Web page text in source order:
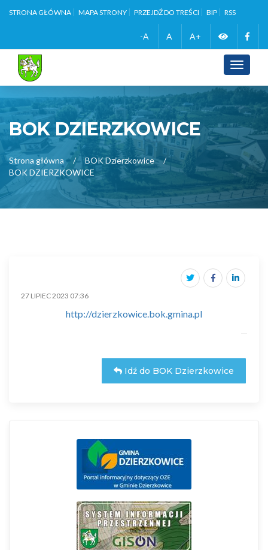
STRONA GŁÓWNA MAPA STRONY PRZEJDŹ DO TREŚCI BIP RSS
-A A A+ Zmień
wersję
Toggle
BOK DZIERZKOWICE
Strona główna
BOK Dzierzkowice
BOK DZIERZKOWICE
27 LIPIEC 2023 07:36
http://dzierzkowice.bok.gmina.pl
Idź do BOK Dzierzkowice